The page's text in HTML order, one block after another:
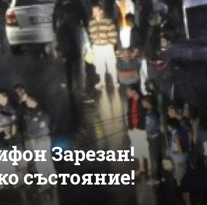
Зарезан!
състояние!